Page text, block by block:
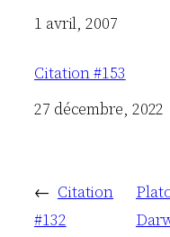
Date
1 avril, 2007
Citation #153
Date
27 décembre, 2022
← Citation
#132